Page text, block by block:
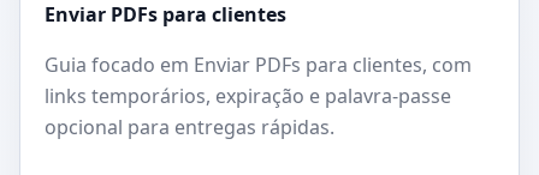
Enviar PDFs para clientes
Guia focado em Enviar PDFs para clientes, com
links temporários, expiração e palavra-passe
opcional para entregas rápidas.